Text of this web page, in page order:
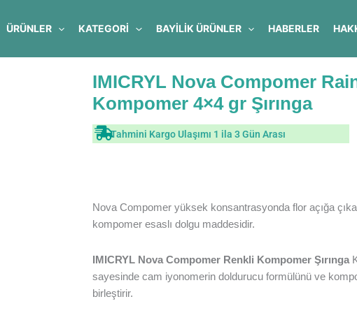
ÜRÜNLER KATEGORİ BAYILIK ÜRÜNLER HABERLER
IMICRYL Nova Compomer
Kompomer 4×4 gr Şırınga
Tahmini Kargo Ulaşımı 1 ila 3 Gün Arası
Nova Compomer yüksek konsantrasyonda flor açığa
kompomer esaslı dolgu maddesidir.
IMICRYL Nova Compomer Renkli Kompomer Şırınga
sayesinde cam iyonomerin doldurucu formülünü ve
birleştirir.